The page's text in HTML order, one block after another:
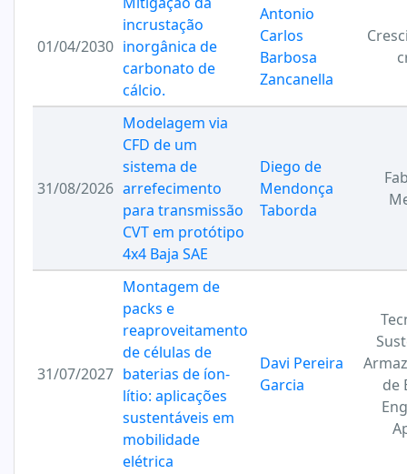
01/04/2030
incrustação
inorgânica de
carbonato de
cálcio.
Antonio
Carlos
Barbosa
Zancanella
31/08/2026
Modelagem via
CFD de um
sistema de
arrefecimento
para transmissão
CVT em protótipo
4x4 Baja SAE
Diego de
Mendonça
Taborda
31/07/2027
Montagem de
packs e
reaproveitamento
de células de
baterias de íon-
lítio: aplicações
sustentáveis em
mobilidade
elétrica
Davi Pereira
Garcia
de